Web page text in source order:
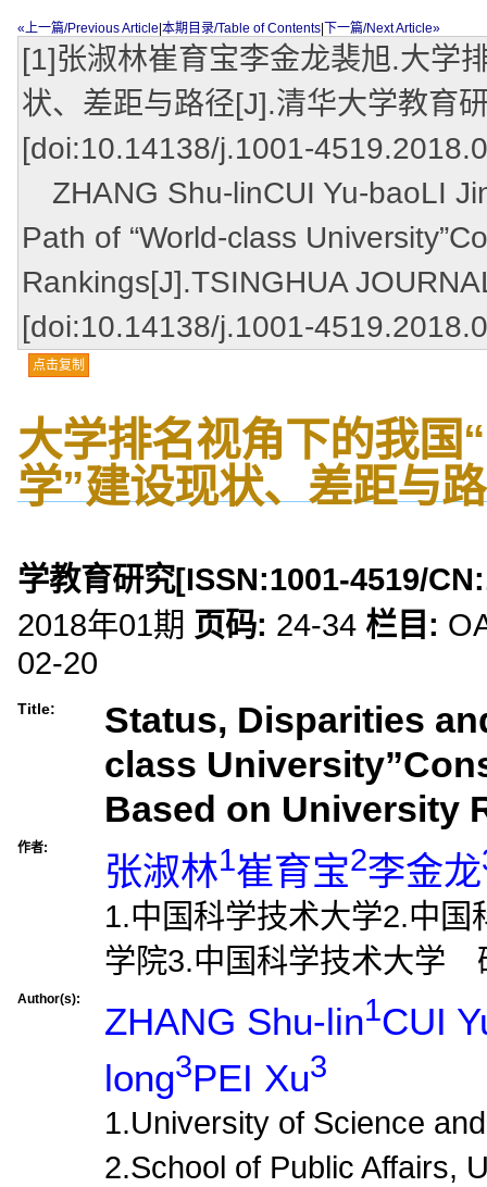
«上一篇/Previous Article 本期目录/Table of Contents 下一篇/Next Article»
[1]张淑林崔育宝李金龙裴旭.大学
状、差距与路径[J].清华大学教育
[doi:10.14138/j.1001-
ZHANG Shu-linCUI Yu-baoLI
Path of “World-class
Rankings[J].TSINGHUA
[doi:10.14138/j.1001-
点击复制
大学排名视角下的我国
学”建设现状、差距与
学教育研究[ISSN:1001-4519/CN:
2018年01期 页码: 24-34 栏目:
02-20
Title:
Status, Disparities
class
Based on University
作者:
张淑林1崔育宝2李金龙
1.中国科学技术大学2.中
学院3.中国科学技术大学
Author(s):
ZHANG Shu-lin1CUI
long3PEI Xu3
1.University of Science
2.School of Public Affairs,